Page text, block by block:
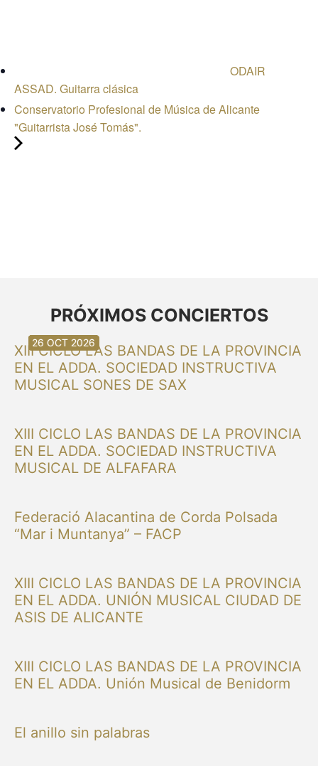
ODAIR
ASSAD. Guitarra clásica
Conservatorio Profesional de Música de Alicante
"Guitarrista José Tomás".
PRÓXIMOS CONCIERTOS
XIII CICLO LAS BANDAS DE LA PROVINCIA
EN EL ADDA. SOCIEDAD INSTRUCTIVA
MUSICAL SONES DE SAX
30 AGO 2026
XIII CICLO LAS BANDAS DE LA PROVINCIA
EN EL ADDA. SOCIEDAD INSTRUCTIVA
MUSICAL DE ALFAFARA
30 AGO 2026
Federació Alacantina de Corda Polsada
“Mar i Muntanya” – FACP
13 SEP 2026
XIII CICLO LAS BANDAS DE LA PROVINCIA
EN EL ADDA. UNIÓN MUSICAL CIUDAD DE
ASIS DE ALICANTE
20 SEP 2026
XIII CICLO LAS BANDAS DE LA PROVINCIA
EN EL ADDA. Unión Musical de Benidorm
20 SEP 2026
El anillo sin palabras
26 SEP 2026
03 OCT 2026
16 OCT 2026
26 OCT 2026